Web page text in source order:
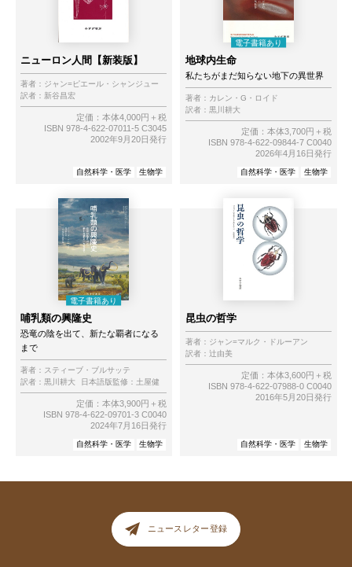
ニューロン人間【新装版】
著者： ジャン=ピエール・シャンジュー
訳者： 新谷昌宏
定価：本体4,000円＋税
ISBN 978-4-622-07011-5 C3045
2002年9月20日発行
自然科学・医学 生物学
地球内生命
私たちがまだ知らない地下の異世界
著者： カレン・G・ロイド
訳者： 黒川耕大
定価：本体3,700円＋税
ISBN 978-4-622-09844-7 C0040
2026年4月16日発行
自然科学・医学 生物学
哺乳類の興隆史
恐竜の陰を出て、新たな覇者になる
まで
著者： スティーブ・ブルサッテ
訳者： 黒川耕大 日本語版監修： 土屋健
定価：本体3,900円＋税
ISBN 978-4-622-09701-3 C0040
2024年7月16日発行
自然科学・医学 生物学
昆虫の哲学
著者： ジャン=マルク・ドルーアン
訳者： 辻由美
定価：本体3,600円＋税
ISBN 978-4-622-07988-0 C0040
2016年5月20日発行
自然科学・医学 生物学
ニュースレター登録